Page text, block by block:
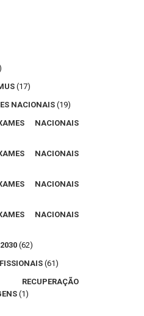
(17)
NACIONAIS (19)
NACIONAIS
NACIONAIS
NACIONAIS
NACIONAIS
(62)
(61)
(1)